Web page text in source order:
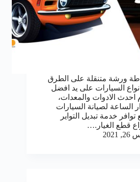
ورشة متنقلة على الطرق
السيارات على يد افضل
احدث الادوات والمعدات،
الساعة لصيانة السيارات
توافر خدمة تبديل التواير
قطع الغيار.…